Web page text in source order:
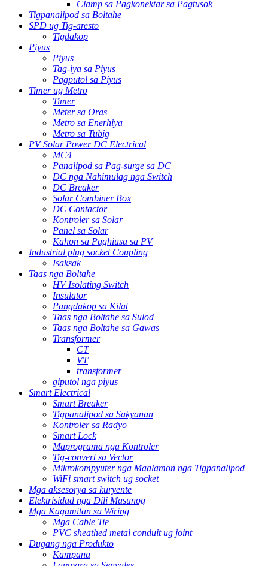
Clamp sa Pagkonektar sa Pagtusok
Tigpanalipod sa Boltahe
SPD ug Tig-aresto
Tigdakop
Piyus
Piyus
Tag-iya sa Piyus
Pagputol sa Piyus
Timer ug Metro
Timer
Meter sa Oras
Metro sa Enerhiya
Metro sa Tubig
PV Solar Power DC Electrical
MC4
Panalipod sa Pag-surge sa DC
DC nga Nahimulag nga Switch
DC Breaker
Solar Combiner Box
DC Contactor
Kontroler sa Solar
Panel sa Solar
Kahon sa Paghiusa sa PV
Industrial plug socket Coupling
Isaksak
Taas nga Boltahe
HV Isolating Switch
Insulator
Pangdakop sa Kilat
Taas nga Boltahe sa Sulod
Taas nga Boltahe sa Gawas
Transformer
CT
VT
transformer
giputol nga piyus
Smart Electrical
Smart Breaker
Tigpanalipod sa Sakyanan
Kontroler sa Radyo
Smart Lock
Maprograma nga Kontroler
Tig-convert sa Vector
Mikrokompyuter nga Maalamon nga Tigpanalipod
WiFi smart switch ug socket
Mga aksesorya sa kuryente
Elektrisidad nga Dili Masunog
Mga Kagamitan sa Wiring
Mga Cable Tie
PVC sheathed metal conduit ug joint
Dugang nga Produkto
Kampana